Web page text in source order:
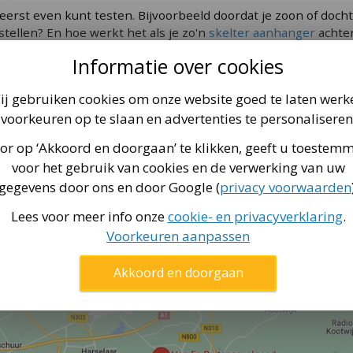
: skelter binnenband-skelter buitenband-BERG Buddy
viadeze pagina.
even kunt testen. Bijvoorbeeld doordat je zoon of
En hoe werkt het als je zo'n skelter aanhanger
skelterwinkel in Kootwijkerbroek! We hebben alle
buiten, dan kun je echt goed zien hoe je de skelter
Informatie over cookies
gebruiken cookies om onze website goed te laten
voorkeuren op te slaan en advertenties te
op ‘Akkoord en doorgaan’ te klikken, geeft u
voor het gebruik van cookies en de verwerking van uw
gegevens door ons en door Google (privacy voorwaarden
Lees voor meer info onzecookie- en privacyverklaring.
Voorkeuren aanpassen
Akkoord en doorgaan